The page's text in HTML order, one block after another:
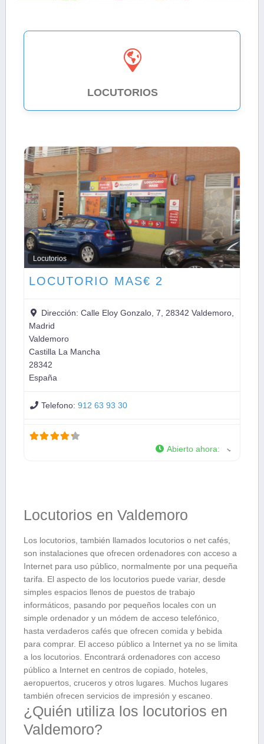
LOCUTORIOS
Locutorios
LOCUTORIO MAS€ 2
Dirección:Calle Eloy Gonzalo, 7, 28342 Valdemoro,
Madrid
Valdemoro
Castilla La Mancha
28342
España
Telefono:912 63 93 30
Abierto ahora:
Locutorios en Valdemoro
Los locutorios, también llamados locutorios o net cafés,
son instalaciones que ofrecen ordenadores con acceso a
Internet para uso público, normalmente por una pequeña
tarifa. El aspecto de los locutorios puede variar, desde
simples espacios llenos de puestos de trabajo
informáticos, pasando por pequeños locales con un
simple ordenador y un módem de acceso telefónico,
hasta verdaderos cafés que ofrecen comida y bebida
para comprar. El acceso público a Internet ya no se limita
a los locutorios. Encontrará ordenadores con acceso
público a Internet en centros de copiado, hoteles,
aeropuertos, cruceros y otros lugares. Muchos lugares
también ofrecen servicios de impresión y escaneo.
¿Quién utiliza los locutorios en
Valdemoro?